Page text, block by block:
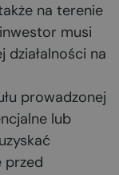
na terenie
musi
działalności na
prowadzonej
lub
przed